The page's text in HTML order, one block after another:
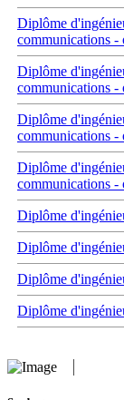
Diplôme
communications -
Diplôme
communications -
Diplôme
communications -
Diplôme
communications -
Diplôme
Diplôme
Diplôme
Diplôme